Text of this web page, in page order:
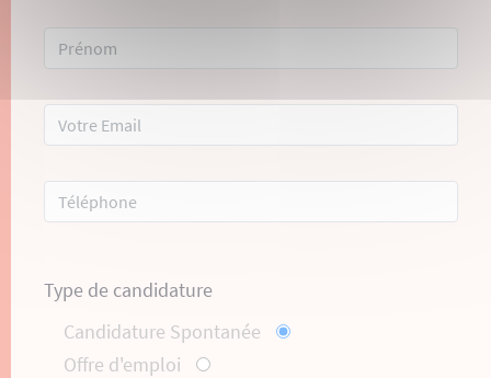
Type de candidature
Candidature Spontanée
Offre d'emploi